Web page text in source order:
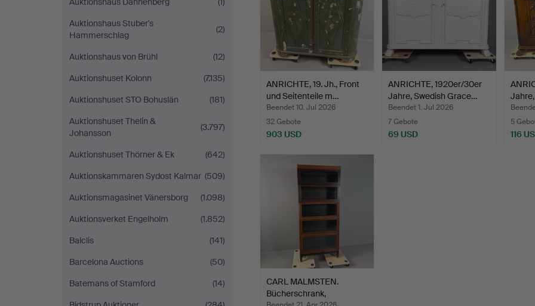
Auktionshaus Stuber's
Hammerschlag
(2)
Auktionshaus von Brühl
(12)
Auktionshuset Kolonn
(7.135)
Auktionshuset STO Bohuslän
(181)
Auktionshuset Thelin &
Johansson
(3.797)
Auktionshuset Thörner & Ek
(642)
Auktionskammaren Sydost Kalmar (509)
Auktionsmagasinet Vänersborg
(1.098)
Auktionsverket Engelholm
(1.852)
Balclis
(141)
Barcelona Auctions
(50)
Batemans of Stamford
(14)
ANRICHTE, 19. Jh., Front
und Seitenteile m…
Beendet 10. Jul 2026
32 Gebote
903 USD
ANRICHTE, 1920er/30er
Jahre, Swedish Grace…
Beendet 1. Jul 2026
7 Gebote
69 USD
5
116
CARL MALMSTEN.
Bücherschrank,